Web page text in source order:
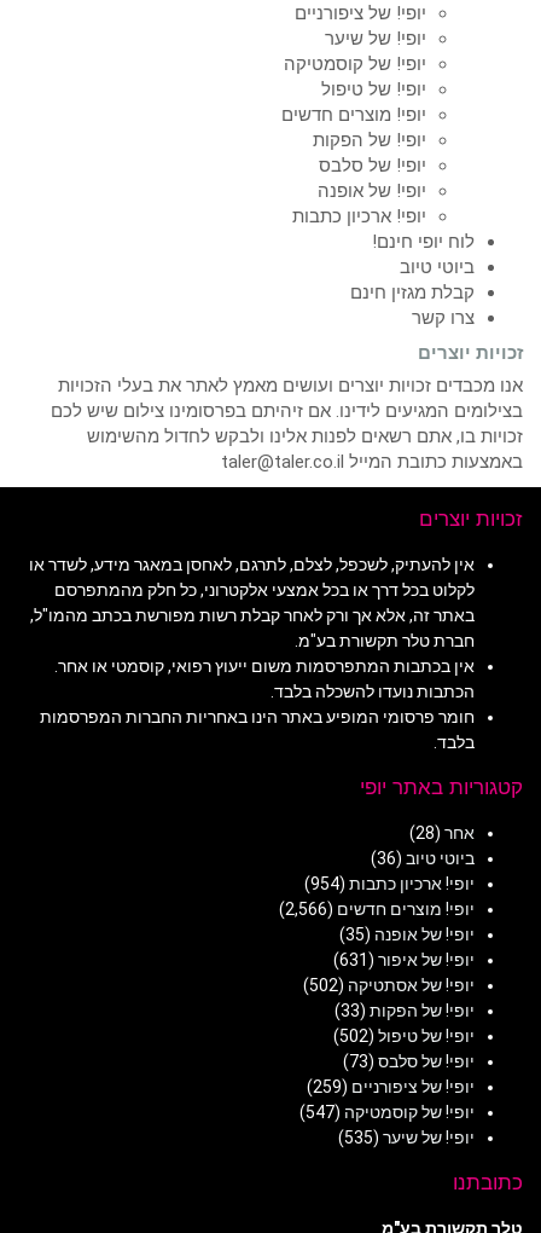
יופי! של ציפורניים
יופי! של שיער
יופי! של קוסמטיקה
יופי! של טיפול
יופי! מוצרים חדשים
יופי! של הפקות
יופי! של סלבס
יופי! של אופנה
יופי! ארכיון כתבות
לוח יופי חינם!
ביוטי טיוב
קבלת מגזין חינם
צרו קשר
זכויות יוצרים
אנו מכבדים זכויות יוצרים ועושים מאמץ לאתר את בעלי הזכויות
בצילומים המגיעים לידינו. אם זיהיתם בפרסומינו צילום שיש לכם
זכויות בו, אתם רשאים לפנות אלינו ולבקש לחדול מהשימוש
באמצעות כתובת המייל taler@taler.co.il
זכויות יוצרים
אין להעתיק, לשכפל, לצלם, לתרגם, לאחסן במאגר מידע, לשדר או
לקלוט בכל דרך או בכל אמצעי אלקטרוני, כל חלק מהמתפרסם
באתר זה, אלא אך ורק לאחר קבלת רשות מפורשת בכתב מהמו"ל,
חברת טלר תקשורת בע"מ.
אין בכתבות המתפרסמות משום ייעוץ רפואי, קוסמטי או אחר.
הכתבות נועדו להשכלה בלבד.
חומר פרסומי המופיע באתר הינו באחריות החברות המפרסמות
בלבד.
קטגוריות באתר יופי
אחר (28)
ביוטי טיוב (36)
יופי! ארכיון כתבות (954)
יופי! מוצרים חדשים (2,566)
יופי! של אופנה (35)
יופי! של איפור (631)
יופי! של אסתטיקה (502)
יופי! של הפקות (33)
יופי! של טיפול (502)
יופי! של סלבס (73)
יופי! של ציפורניים (259)
יופי! של קוסמטיקה (547)
יופי! של שיער (535)
כתובתנו
טלר תקשורת בע"מ